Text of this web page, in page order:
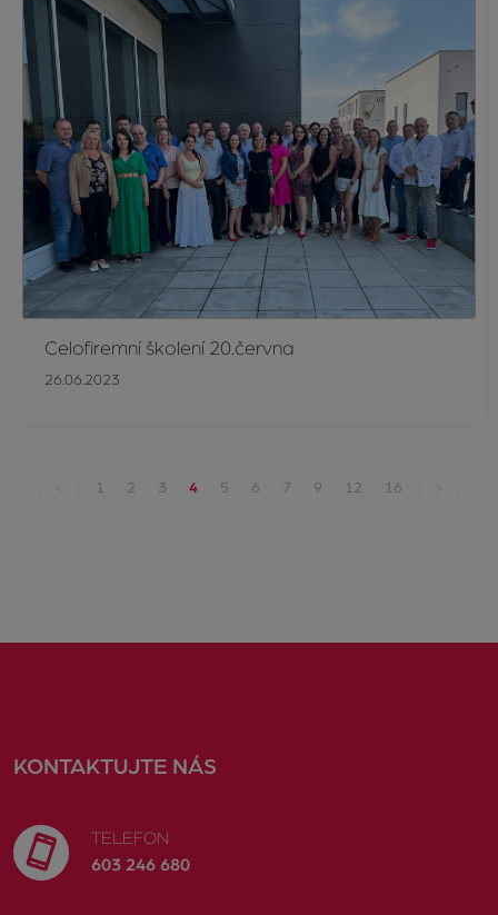
Celofiremní školení 20.června
26.06.2023
< 1 2 3 4 5 6 7 9 12 16
KONTAKTUJTE NÁS
TELEFON
603 246 680